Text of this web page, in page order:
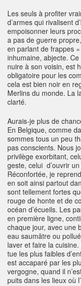
Les seuls à profiter
d’armes qui rivalisent
empoisonner leurs
a pas de guerre
en parlant de frappes
inhumaine, abjecte.
nuire à son voisin, est
obligatoire pour les
cela est bien noir en
Merlins du monde. La
clarté.
Aurais-je plus de
En Belgique, comme
sommes tous un peu
pas conscients. Nous
privilège exorbitant,
geste, celui d’ouvrir
Réconfortée, je
en soit ainsi partout
sont tellement fortes
rouge de honte et de
océan d’écueils. Les
en première ligne,
chaque jour, avec une
eau saumâtre ou
laver et faire la
tue les plus faibles
est accaparé par les
vergogne, quand il
puits dans les lieux où